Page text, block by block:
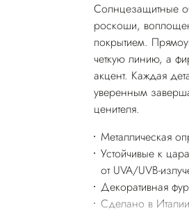
Солнцезащитные
роскоши,
покрытием.
четкую линию, а
акцент. Каждая
уверенным
ценителя.
Металлическая
Устойчивые к
от UVA/UVB-
Декоративная
Сделано в Италии